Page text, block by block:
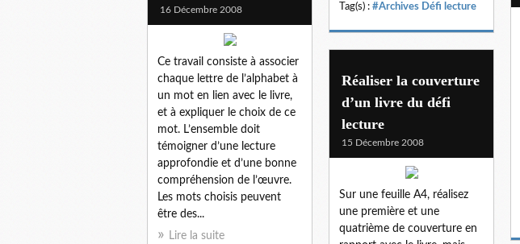
Tag(s) : #Archives Défi lecture
16 Décembre 2008
Ce travail consiste à associer
chaque lettre de l’alphabet à
un mot en lien avec le livre,
et à expliquer le choix de ce
mot. L’ensemble doit
témoigner d’une lecture
approfondie et d’une bonne
compréhension de l’œuvre.
Les mots choisis peuvent
être des...
Lire la suite
Réaliser la couverture
d’un livre du défi
lecture
15 Décembre 2008
Sur une feuille A4, réalisez
une première et une
quatrième de couverture en